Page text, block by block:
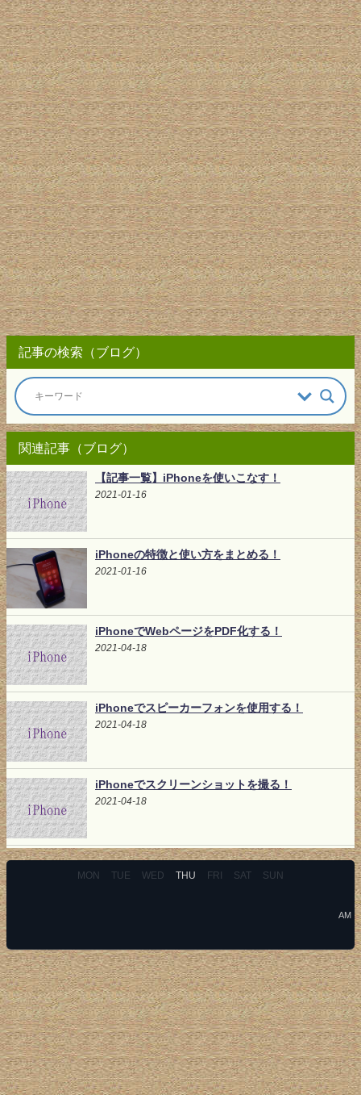
記事の検索（ブログ）
関連記事（ブログ）
【記事一覧】iPhoneを使いこなす！
2021-01-16
iPhoneの特徴と使い方をまとめる！
2021-01-16
iPhoneでWebページをPDF化する！
2021-04-18
iPhoneでスピーカーフォンを使用する！
2021-04-18
iPhoneでスクリーンショットを撮る！
2021-04-18
MON TUE WED THU FRI SAT SUN
AM